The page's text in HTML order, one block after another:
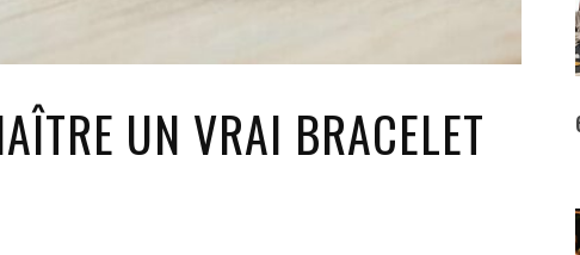
UN VRAI BRACELET